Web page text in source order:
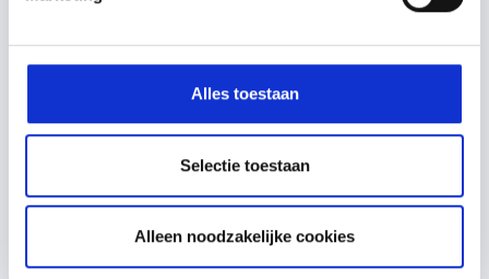
Alles toestaan
Selectie toestaan
Alleen noodzakelijke cookies
vraag?
zitten klaar om je te helpen.
085 2020 520
E-mail onze experts